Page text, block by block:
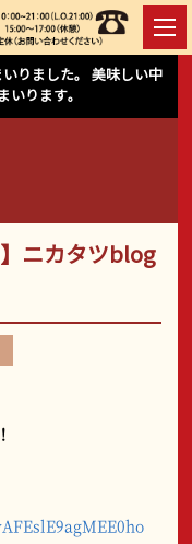
りました。 美味しい中
いります。
ニカタツblog